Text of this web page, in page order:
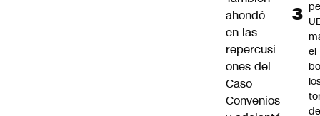
ahondó
en las
repercusi
ones del
Caso
Convenios
el